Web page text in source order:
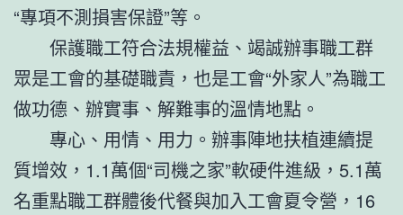
“專項不測損害保證”等。
保護職工符合法規權益、竭誠辦事職工群
眾是工會的基礎職責，也是工會“外家人”為職工
做功德、辦實事、解難事的溫情地點。
專心、用情、用力。辦事陣地扶植連續提
質增效，1.1萬個“司機之家”軟硬件進級，5.1萬
名重點職工群體後代餐與加入工會夏令營，16